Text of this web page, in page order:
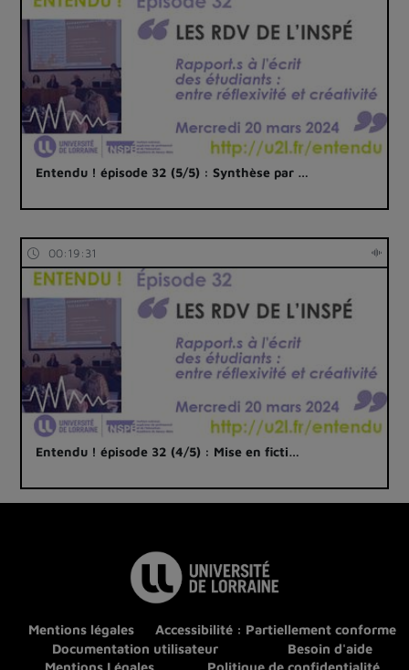
Entendu ! épisode 32 (5/5) : Synthèse par …
00:19:31
Entendu ! épisode 32 (4/5) : Mise en ficti…
Mentions légales
Accessibilité : Partiellement conforme
Documentation utilisateur
Besoin d'aide
Mentions Légales
Politique de confidentialité